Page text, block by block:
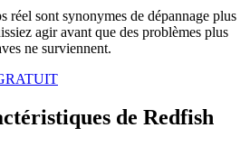
réel sont synonymes de dépannage plus
agir avant que des problèmes plus
ne surviennent.
de Redfish